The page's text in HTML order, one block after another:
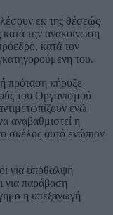
εκ της θέσεώς
την ανακοίνωση
κατά τον
του.
πρόταση κήρυξε
του Οργανισμού
ενώ
αναβαθμιστεί η
σκέλος αυτό ενώπιον
για υπόθαλψη
για παράβαση
η υπεξαγωγή